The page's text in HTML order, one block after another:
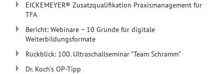
EICKEMEYER® Zusatzqualifikation Praxismanagement für
TFA
Bericht: Webinare – 10 Gründe für digitale
Weiterbildungsformate
Rückblick: 100. Ultraschallseminar "Team Schramm"
Dr. Koch's OP-Tipp